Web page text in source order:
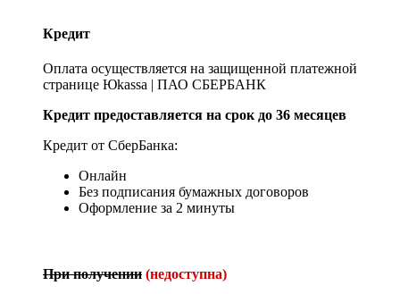
Кредит
Оплата осуществляется на защищенной платежной
странице Юkassa | ПАО СБЕРБАНК
Кредит предоставляется на срок до 36 месяцев
Кредит от СберБанка:
Онлайн
Без подписания бумажных договоров
Оформление за 2 минуты
При получении (недоступна)